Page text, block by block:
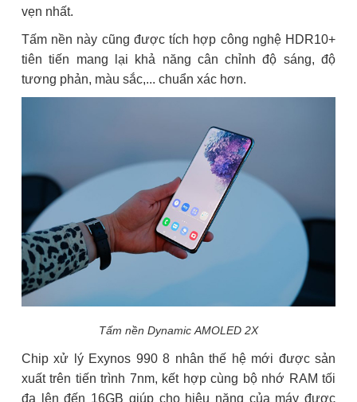
vẹn nhất.
Tấm nền này cũng được tích hợp công nghệ HDR10+
tiên tiến mang lại khả năng cân chỉnh độ sáng, độ
tương phản, màu sắc,... chuẩn xác hơn.
Tấm nền Dynamic AMOLED 2X
Chip xử lý Exynos 990 8 nhân thế hệ mới được sản
xuất trên tiến trình 7nm, kết hợp cùng bộ nhớ RAM tối
đa lên đến 16GB giúp cho hiệu năng của máy được